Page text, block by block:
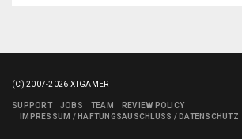
(C) 2007-2026 XTGAMER
SUPPORT JOBS TEAM
REVIEW POLICY
IMPRESSUM / HAFTUNGSAUSCHLUSS / DATENSCHUTZ